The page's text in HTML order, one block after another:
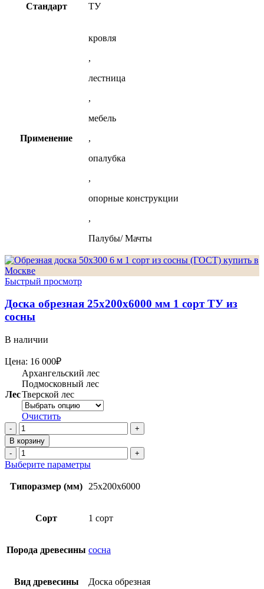
Стандарт ТУ
Применение
кровля
,
лестница
,
мебель
,
опалубка
,
опорные конструкции
,
Палубы/ Мачты
Быстрый просмотр
Доска обрезная 25х200х6000 мм 1 сорт ТУ из
сосны
В наличии
Цена: 16 000₽
Лес
Архангельский лес
Подмосковный лес
Тверской лес
Очистить
Количество
товара
Доска
обрезная
25х200х6000
1
В корзину
Количество
товара
Доска
обрезная
25х200х6000
из
сосны
Выберите параметрыЭтот
имеет
Опции
на
Типоразмер (мм) 25x200x6000
Сорт 1 сорт
Порода древесины сосна
Вид древесины Доска обрезная